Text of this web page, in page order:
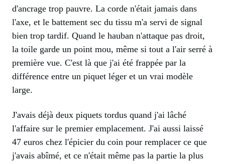
d'ancrage trop pauvre. La corde n'était jamais dans
l'axe, et le battement sec du tissu m'a servi de signal
bien trop tardif. Quand le hauban n'attaque pas droit,
la toile garde un point mou, même si tout a l'air serré à
première vue. C'est là que j'ai été frappée par la
différence entre un piquet léger et un vrai modèle
large.
J'avais déjà deux piquets tordus quand j'ai lâché
l'affaire sur le premier emplacement. J'ai aussi laissé
47 euros chez l'épicier du coin pour remplacer ce que
j'avais abîmé, et ce n'était même pas la partie la plus